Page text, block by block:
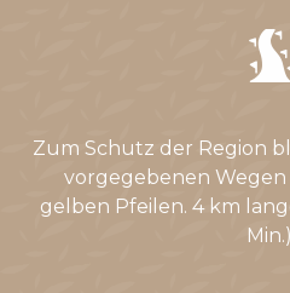
Zum Schutz der Region
vorgegebenen
gelben Pfeilen. 4 km